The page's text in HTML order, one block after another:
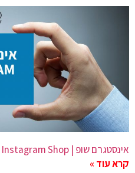
אינסטגרם שופ | Instagram Shop
קרא עוד »